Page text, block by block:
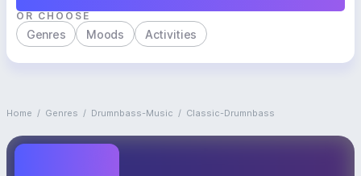
OR CHOOSE
Genres Moods Activities
Home / Genres / Drumnbass-Music / Classic-Drumnbass